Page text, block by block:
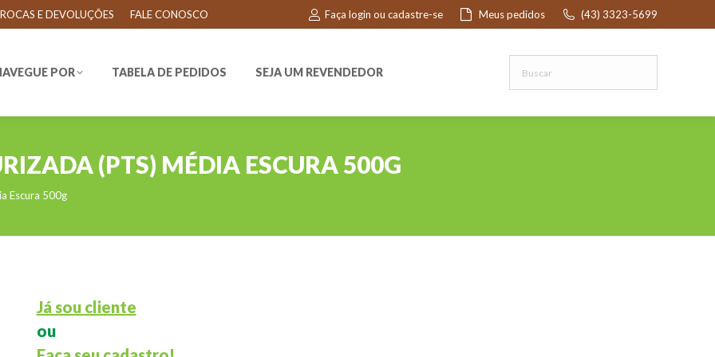
E DEVOLUÇÕES FALE CONOSCO Faça login ou cadastre-se Meus pedidos (43) 3323-5699
POR TABELA DE PEDIDOS SEJA UM REVENDEDOR
(PTS) MÉDIA ESCURA 500G
Escura 500g
Já sou cliente
ou
POR TABELA DE PEDIDOS SEJA UM REVENDEDOR